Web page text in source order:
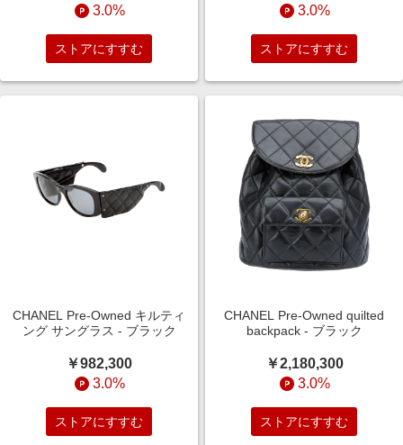
3.0%
ストアにすすむ
3.0%
ストアにすすむ
CHANEL Pre-Owned キルティ
ング サングラス - ブラック
￥982,300
3.0%
ストアにすすむ
CHANEL Pre-Owned quilted
backpack - ブラック
￥2,180,300
3.0%
ストアにすすむ